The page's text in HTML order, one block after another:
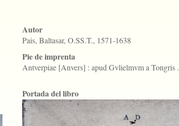
Autor
Pais, Baltasar, O.SS.T., 1571-1638
Pie de imprenta
Antverpiae [Anvers] : apud Gvlielmvm a Tongris
Portada del libro